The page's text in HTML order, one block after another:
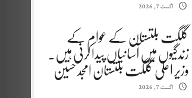
اگست 7, 2026
گلگت بلتستان کے عوام کے
زندگیوں میں آسانیاں پیدا کرنی ہیں.
وزیر اعلیٰ گلگت بلتستان امجد حسین
اگست 7, 2026